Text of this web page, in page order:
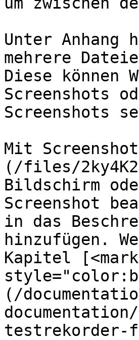
Unter Anhang
mehrere
Diese können
Screenshots
Screenshots
Mit
(/files/
Bildschirm
Screenshot
in das
hinzufügen.
Kapitel [<mark
(/
testrekorder-